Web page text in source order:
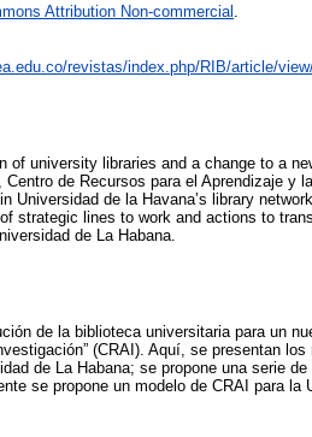
Attribution Non-commercial
revistas/index.php/RIB/article/
university libraries and a change to a
de Recursos para el Aprendizaje y
Universidad de la Havana’s library
strategic lines to work and actions to
de La Habana.
de la biblioteca universitaria para un
(CRAI). Aquí, se presentan
de La Habana; se propone una serie
se propone un modelo de CRAI para la